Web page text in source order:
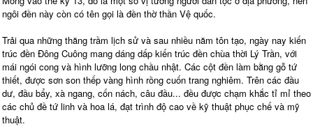
ngôi đền này còn có tên gọi là đền thờ thần Vệ quốc.
Trải qua những thăng trầm lịch sử và sau nhiều năm tôn tạo, ngày nay kiến
trúc đền Đông Cuông mang dáng dấp kiến trúc đền chùa thời Lý Trần, với
mái ngói cong và hình lưỡng long chầu nhật. Các cột đền làm bằng gỗ tứ
thiết, được sơn son thếp vàng hình rồng cuốn trang nghiêm. Trên các đầu
dư, đầu bẩy, xà ngang, cốn nách, câu đầu... đều được chạm khắc tỉ mỉ theo
các chủ đề tứ linh và hoa lá, đạt trình độ cao về kỹ thuật phục chế và mỹ
thuật.